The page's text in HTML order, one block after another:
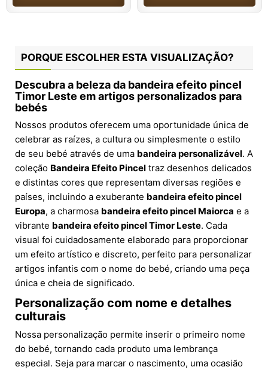
PORQUE ESCOLHER ESTA VISUALIZAÇÃO?
Descubra a beleza da bandeira efeito pincel
Timor Leste em artigos personalizados para
bebés
Nossos produtos oferecem uma oportunidade única de
celebrar as raízes, a cultura ou simplesmente o estilo
de seu bebé através de uma bandeira personalizável. A
coleção Bandeira Efeito Pincel traz desenhos delicados
e distintas cores que representam diversas regiões e
países, incluindo a exuberante bandeira efeito pincel
Europa, a charmosa bandeira efeito pincel Maiorca e a
vibrante bandeira efeito pincel Timor Leste. Cada
visual foi cuidadosamente elaborado para proporcionar
um efeito artístico e discreto, perfeito para personalizar
artigos infantis com o nome do bebé, criando uma peça
única e cheia de significado.
Personalização com nome e detalhes
culturais
Nossa personalização permite inserir o primeiro nome
do bebé, tornando cada produto uma lembrança
especial. Seja para marcar o nascimento, uma ocasião